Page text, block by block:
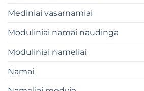
Mediniai vasarnamiai
Moduliniai namai naudinga
Moduliniai nameliai
Namai